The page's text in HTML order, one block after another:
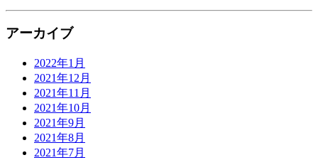
アーカイブ
2022年1月
2021年12月
2021年11月
2021年10月
2021年9月
2021年8月
2021年7月